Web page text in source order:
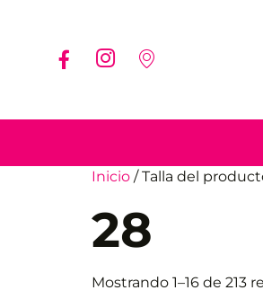
Inicio / Talla del
28
Mostrando 1–16 de 213